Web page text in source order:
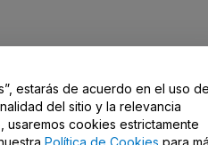
estarás de acuerdo en el uso
del sitio y la relevancia
usaremos cookies estrictamente
Política de Cookies para